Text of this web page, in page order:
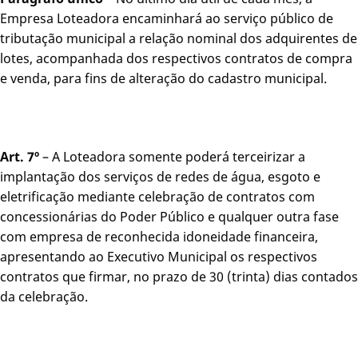
Empresa Loteadora encaminhará ao serviço público de
tributação municipal a relação nominal dos adquirentes de
lotes, acompanhada dos respectivos contratos de compra
e venda, para fins de alteração do cadastro municipal.
Art. 7º– A Loteadora somente poderá terceirizar a
implantação dos serviços de redes de água, esgoto e
eletrificação mediante celebração de contratos com
concessionárias do Poder Público e qualquer outra fase
com empresa de reconhecida idoneidade financeira,
apresentando ao Executivo Municipal os respectivos
contratos que firmar, no prazo de 30 (trinta) dias contados
da celebração.